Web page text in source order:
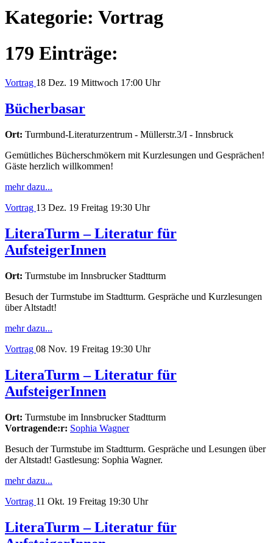
Kategorie: Vortrag
179 Einträge:
Vortrag 18 Dez. 19 Mittwoch 17:00 Uhr
Bücherbasar
Ort: Turmbund-Literaturzentrum - Müllerstr.3/I - Innsbruck
Gemütliches Bücherschmökern mit Kurzlesungen und Gesprächen!
Gäste herzlich willkommen!
mehr dazu...
Vortrag 13 Dez. 19 Freitag 19:30 Uhr
LiteraTurm – Literatur für
AufsteigerInnen
Ort: Turmstube im Innsbrucker Stadtturm
Besuch der Turmstube im Stadtturm. Gespräche und Kurzlesungen
über Altstadt!
mehr dazu...
Vortrag 08 Nov. 19 Freitag 19:30 Uhr
LiteraTurm – Literatur für
AufsteigerInnen
Ort: Turmstube im Innsbrucker Stadtturm
Vortragende:r: Sophia Wagner
Besuch der Turmstube im Stadtturm. Gespräche und Lesungen über
der Altstadt! Gastlesung: Sophia Wagner.
mehr dazu...
Vortrag 11 Okt. 19 Freitag 19:30 Uhr
LiteraTurm – Literatur für